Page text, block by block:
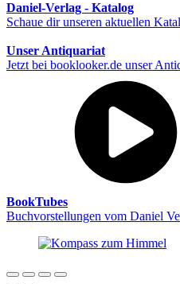
Daniel-Verlag - Katalog
Schaue dir unseren aktuellen
Unser Antiquariat
Jetzt bei booklooker.de unser
BookTubes
Buchvorstellungen vom Daniel